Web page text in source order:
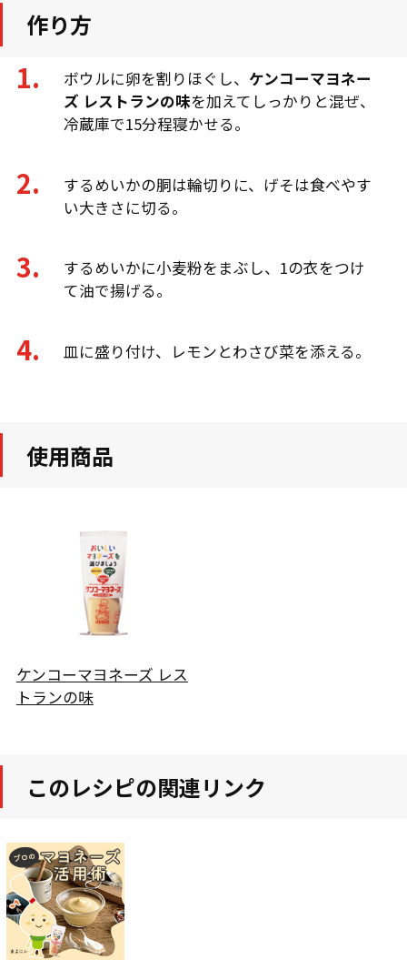
作り方
ボウルに卵を割りほぐし、 ケンコーマヨネー
ズ レストランの味を加えてしっかりと混ぜ、
冷蔵庫で15分程寝かせる。
するめいかの胴は輪切りに、げそは食べやす
い大きさに切る。
するめいかに小麦粉をまぶし、1の衣をつけ
て油で揚げる。
皿に盛り付け、レモンとわさび菜を添える。
使用商品
ケンコーマヨネーズ レス
トランの味
このレシピの関連リンク